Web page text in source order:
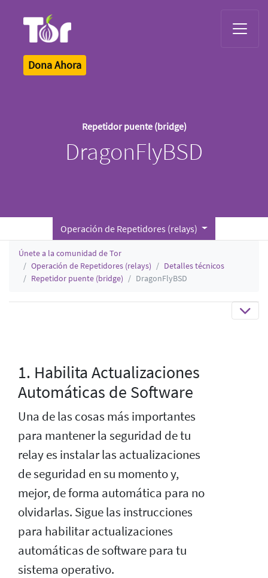
Dona Ahora
Repetidor puente (bridge)
DragonFlyBSD
Operación de Repetidores (relays)
Únete a la comunidad de Tor
Operación de Repetidores (relays)
Detalles técnicos
Repetidor puente (bridge)
DragonFlyBSD
1. Habilita Actualizaciones
Automáticas de Software
Una de las cosas más importantes
para mantener la seguridad de tu
relay es instalar las actualizaciones
de seguridad en su momento y,
mejor, de forma automática para no
olvidarlas. Sigue las instrucciones
para habilitar actualizaciones
automáticas de software para tu
sistema operativo.